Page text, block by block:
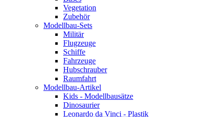
Vegetation
Zubehör
Modellbau-Sets
Militär
Flugzeuge
Schiffe
Fahrzeuge
Hubschrauber
Raumfahrt
Modellbau-Artikel
Kids - Modellbausätze
Dinosaurier
Leonardo da Vinci - Plastik